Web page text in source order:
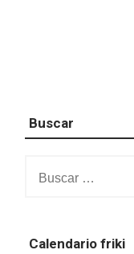
Buscar
Calendario friki